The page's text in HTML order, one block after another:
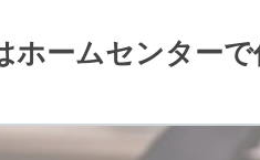
ホームセンター